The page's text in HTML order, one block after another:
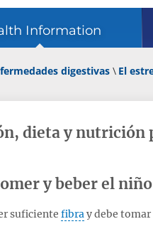
Information
digestivas
El
dieta y nutrición
y beber el
suficientefibray debe